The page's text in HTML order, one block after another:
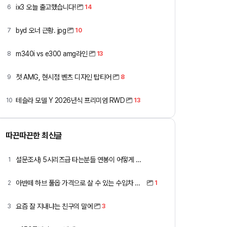
6 ix3 오늘 출고했습니다! 14
7 byd 오너 근황. jpg 10
8 m340i vs e300 amg라인 13
9 첫 AMG, 현시점 벤츠 디자인 탑티어 8
10 테슬라 모델 Y 2026년식 프리미엄 RWD 13
따끈따끈한 최신글
1 설문조사) 5시리즈급 타는분들 연봉이 어떻게 되세요
2 아반떼 하브 풀옵 가격으로 살 수 있는 수입차 모아봄 1
3 요즘 잘 지내냐는 친구의 말에 3